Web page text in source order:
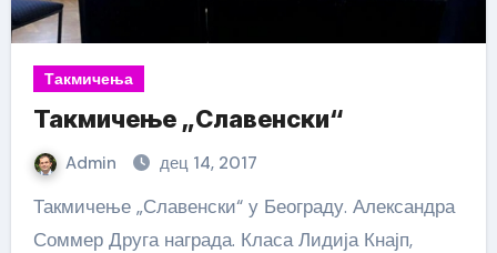
Такмичења
Такмичење „Славенски“
Admin дец 14, 2017
Такмичење „Славенски“ у Београду. Александра
Соммер Друга награда. Класа Лидија Кнајп,